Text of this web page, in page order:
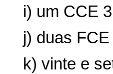
i) um CCE
j) duas FCE
k) vinte e